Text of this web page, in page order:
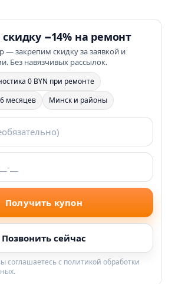
−14% на ремонт
— закрепим скидку за заявкой и
Без навязчивых рассылок.
0 BYN при ремонте
месяцев
Минск и районы
Получить купон
Позвонить сейчас
соглашаетесь с политикой обработки